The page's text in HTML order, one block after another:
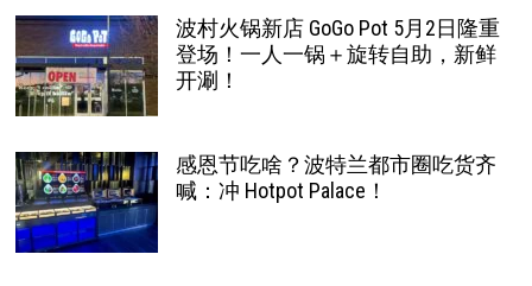
波村火锅新店 GoGo Pot 5月2日隆重
登场！一人一锅＋旋转自助，新鲜
开涮！
感恩节吃啥？波特兰都市圈吃货齐
喊：冲 Hotpot Palace！